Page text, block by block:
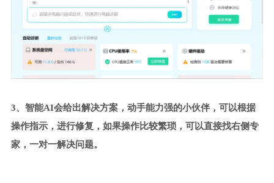
3、智能AI会给出解决方案，动手能力强的小伙伴，可以根据
操作指示，进行修复，如果操作比较繁琐，可以直接找右侧专
家，一对一解决问题。